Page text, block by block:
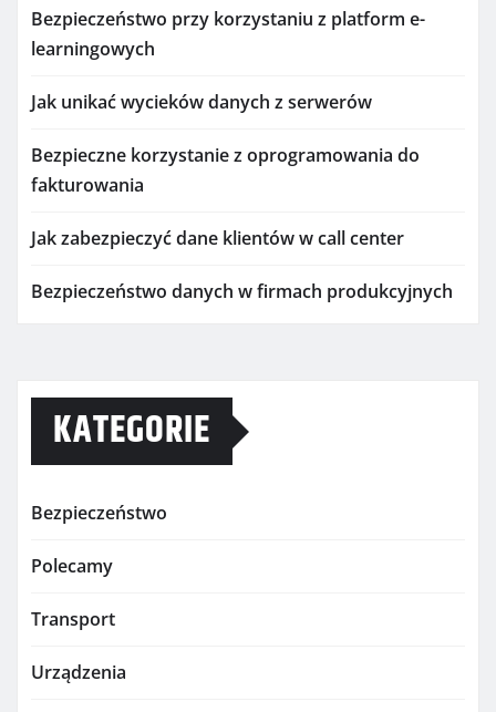
Bezpieczeństwo przy korzystaniu z platform e-
learningowych
Jak unikać wycieków danych z serwerów
Bezpieczne korzystanie z oprogramowania do
fakturowania
Jak zabezpieczyć dane klientów w call center
Bezpieczeństwo danych w firmach produkcyjnych
KATEGORIE
Bezpieczeństwo
Polecamy
Transport
Urządzenia